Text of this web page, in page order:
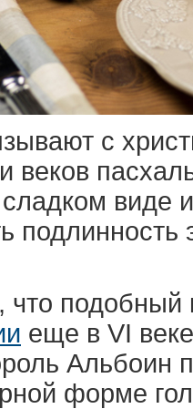
с
веков
виде
что
еще в VI
Альбоин
форме